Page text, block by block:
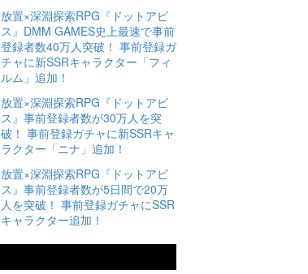
放置×深淵探索RPG『ドットアビ
ス』DMM GAMES史上最速で事前
登録者数40万人突破！ 事前登録ガ
チャに新SSRキャラクター「フィ
ルム」追加！
放置×深淵探索RPG『ドットアビ
ス』事前登録者数が30万人を突
破！ 事前登録ガチャに新SSRキャ
ラクター「ニナ」追加！
放置×深淵探索RPG『ドットアビ
ス』事前登録者数が5日間で20万
人を突破！ 事前登録ガチャにSSR
キャラクター追加！